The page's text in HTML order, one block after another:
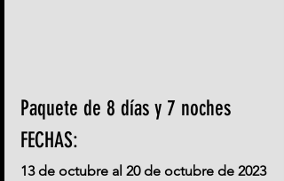
Paquete de 8 días y 7 noches
FECHAS:
13 de octubre al 20 de octubre de 2023